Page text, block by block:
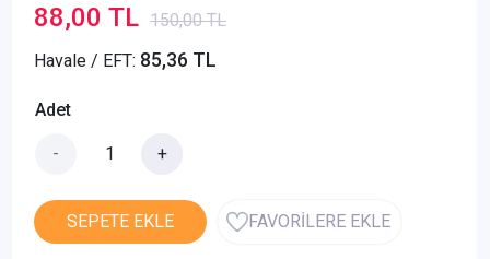
88,00 TL 150,00 TL
Havale / EFT: 85,36 TL
Adet
- +
SEPETE EKLE FAVORİLERE EKLE